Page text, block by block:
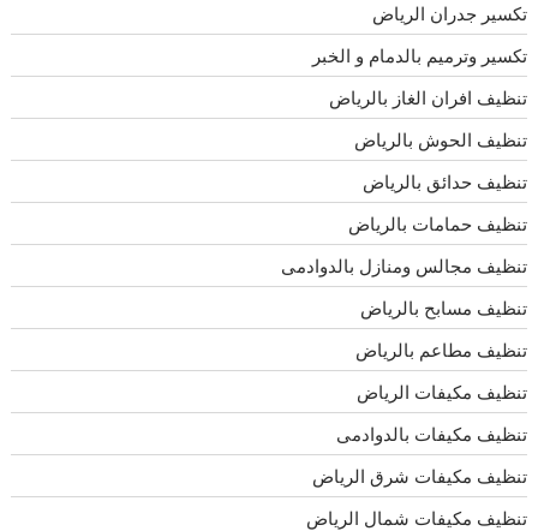
تكسير جدران الرياض
تكسير وترميم بالدمام و الخبر
تنظيف افران الغاز بالرياض
تنظيف الحوش بالرياض
تنظيف حدائق بالرياض
تنظيف حمامات بالرياض
تنظيف مجالس ومنازل بالدوادمى
تنظيف مسابح بالرياض
تنظيف مطاعم بالرياض
تنظيف مكيفات الرياض
تنظيف مكيفات بالدوادمى
تنظيف مكيفات شرق الرياض
تنظيف مكيفات شمال الرياض